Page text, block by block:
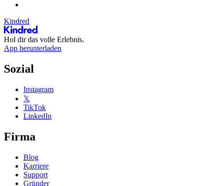
Kindred
Hol dir das volle Erlebnis.
App herunterladen
Sozial
Instagram
𝕏
TikTok
LinkedIn
Firma
Blog
Karriere
Support
Gründer